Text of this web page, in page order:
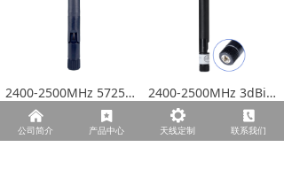
2400-2500MHz 5725-5850MHz 2dBi 橡胶棒天线 2400-2500MHz 3dBi 13橡胶棒折弯天线
낀
公司简介
끈
产品中心
끶
天线定制
끐
联系我们